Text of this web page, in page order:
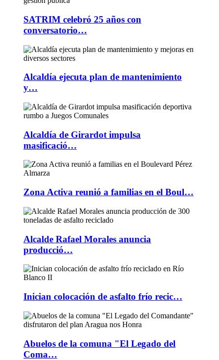
SATRIM celebró 25 años con
conversatorio…
Alcaldía ejecuta plan de mantenimiento
y…
Alcaldía de Girardot impulsa
masificació…
Zona Activa reunió a familias en el Boul…
Alcalde Rafael Morales anuncia
producció…
Inician colocación de asfalto frío recic…
Abuelos de la comuna "El Legado del
Coma…